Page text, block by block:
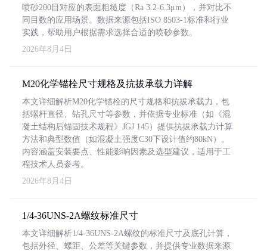
喷砂200目对应的表面粗糙度（Ra 3.2-6.3μm），并对比不
同目数的应用场景。数据来源包括ISO 8503-1标准和行业
实践，帮助用户根据需求选择合适的喷砂参数。
2026年8月4日
M20化学锚栓尺寸规格及抗拔承载力详解
本文详细解析M20化学锚栓的尺寸规格和抗拔承载力，包
括螺杆直径、钻孔尺寸等参数，并依据专业标准（如《混
凝土结构后锚固技术规程》JGJ 145）提供抗拔承载力计算
方法和典型数值（如混凝土强度C30下设计值约80kN）。
内容涵盖安装要点、性能影响因素及选型建议，适用于工
程技术人员参考。
2026年8月4日
1/4-36UNS-2A螺纹标准尺寸
本文详细解析1/4-36UNS-2A螺纹的标准尺寸及底孔计算，
包括外径、螺距、公差等关键参数，并提供专业数据来源